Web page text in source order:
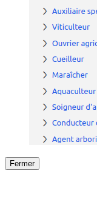
Fermer